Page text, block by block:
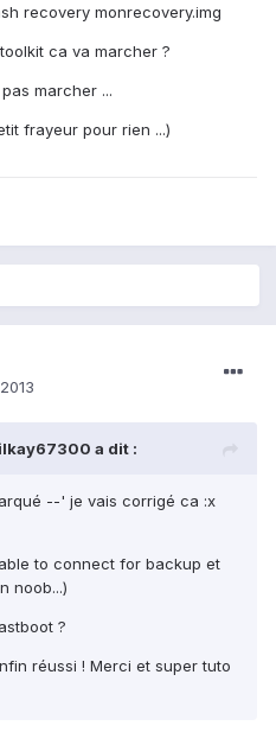
recovery monrecovery.img
ca va marcher ?
marcher ...
frayeur pour rien ...)
a dit :
--' je vais corrigé ca :x
to connect for backup et
noob...)
?
réussi ! Merci et super tuto